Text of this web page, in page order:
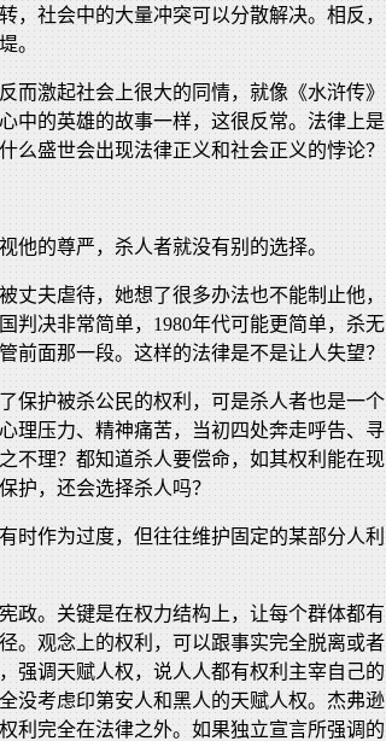
，社会中的大量冲突可以分散解决。相反，
。
而激起社会上很大的同情，就像《水浒传》
中的英雄的故事一样，这很反常。法律上是
么盛世会出现法律正义和社会正义的悖论？
他的尊严，杀人者就没有别的选择。
丈夫虐待，她想了很多办法也不能制止他，
判决非常简单，1980年代可能更简单，杀无
前面那一段。这样的法律是不是让人失望？
保护被杀公民的权利，可是杀人者也是一个
理压力、精神痛苦，当初四处奔走呼告、寻
不理？都知道杀人要偿命，如其权利能在现
护，还会选择杀人吗？
时作为过度，但往往维护固定的某部分人利
政。关键是在权力结构上，让每个群体都有
。观念上的权利，可以跟事实完全脱离或者
强调天赋人权，说人人都有权利主宰自己的
没考虑印第安人和黑人的天赋人权。杰弗逊
利完全在法律之外。如果独立宣言所强调的